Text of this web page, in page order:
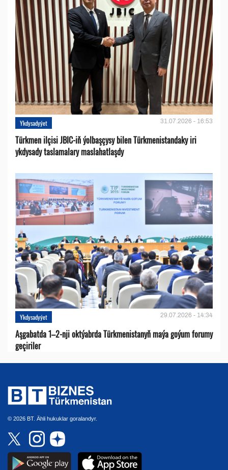
Ykdysadyýet 31.07.2026 - 16:53
Türkmen ilçisi JBIC-iň ýolbaşçysy bilen Türkmenistandaky iri
ykdysady taslamalary maslahatlaşdy
Ykdysadyýet 29.07.2026 - 14:34
Aşgabatda 1–2-nji oktýabrda Türkmenistanyň maýa goýum forumy
geçiriler
© 2026 BT. Ähli hukuklar goralandyr.